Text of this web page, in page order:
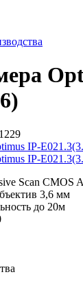
Scan CMOS
3,6 мм
до 20м